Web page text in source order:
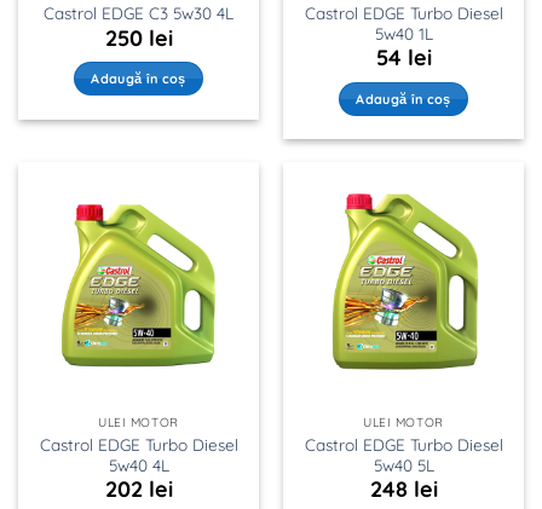
Castrol EDGE C3 5w30 4L
250 lei
Adaugă în coș
Castrol EDGE Turbo Diesel
5w40 1L
54 lei
Adaugă în coș
ULEI MOTOR
Castrol EDGE Turbo Diesel
5w40 4L
202 lei
ULEI MOTOR
Castrol EDGE Turbo Diesel
5w40 5L
248 lei